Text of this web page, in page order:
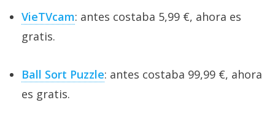
VieTVcam: antes costaba 5,99 €, ahora es
gratis.
Ball Sort Puzzle: antes costaba 99,99 €, ahora
es gratis.